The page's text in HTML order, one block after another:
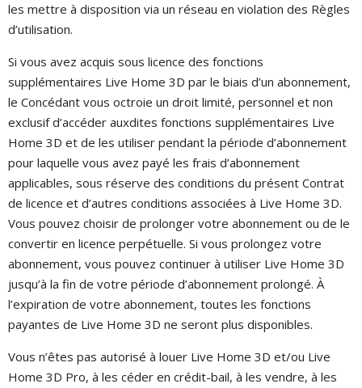
les mettre à disposition via un réseau en violation des Règles
d’utilisation.
Si vous avez acquis sous licence des fonctions
supplémentaires Live Home 3D par le biais d’un abonnement,
le Concédant vous octroie un droit limité, personnel et non
exclusif d’accéder auxdites fonctions supplémentaires Live
Home 3D et de les utiliser pendant la période d’abonnement
pour laquelle vous avez payé les frais d’abonnement
applicables, sous réserve des conditions du présent Contrat
de licence et d’autres conditions associées à Live Home 3D.
Vous pouvez choisir de prolonger votre abonnement ou de le
convertir en licence perpétuelle. Si vous prolongez votre
abonnement, vous pouvez continuer à utiliser Live Home 3D
jusqu’à la fin de votre période d’abonnement prolongé. À
l’expiration de votre abonnement, toutes les fonctions
payantes de Live Home 3D ne seront plus disponibles.
Vous n’êtes pas autorisé à louer Live Home 3D et/ou Live
Home 3D Pro, à les céder en crédit-bail, à les vendre, à les